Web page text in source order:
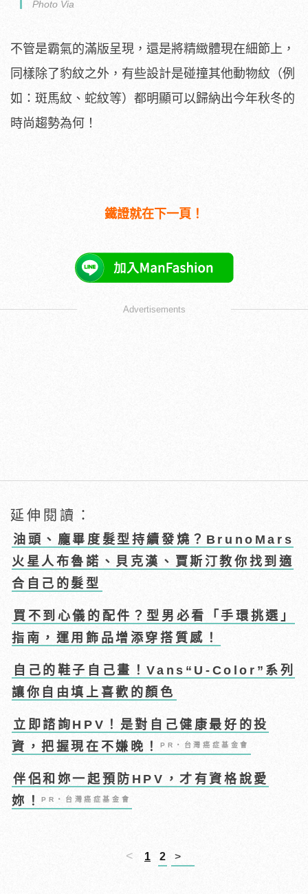
Photo Via
不管是霸氣的滿版呈現，還是將精緻體現在細節上，
同樣除了豹紋之外，有些設計是碰撞其他動物紋（例
如：斑馬紋、蛇紋等）都明顯可以歸納出今年秋冬的
時尚趨勢為何！
鐵證就在下一頁！
Advertisements
延伸閱讀：
油頭、龐畢度髮型持續發燒？BrunoMars
火星人布魯諾、貝克漢、賈斯汀教你找到適
合自己的髮型
買不到心儀的配件？型男必看「手環挑選」
指南，運用飾品增添穿搭質感！
自己的鞋子自己畫！Vans“U-Color”系列
讓你自由填上喜歡的顏色
立即諮詢HPV！是對自己健康最好的投
資，把握現在不嫌晚！PR・台灣癌症基金會
伴侶和妳一起預防HPV，才有資格說愛
妳！PR・台灣癌症基金會
< 1 2 >